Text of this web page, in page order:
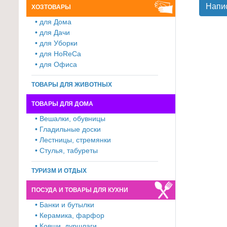
ХОЗТОВАРЫ
• для Дома
• для Дачи
• для Уборки
• для HoReCa
• для Офиса
ТОВАРЫ ДЛЯ ЖИВОТНЫХ
ТОВАРЫ ДЛЯ ДОМА
• Вешалки, обувницы
• Гладильные доски
• Лестницы, стремянки
• Стулья, табуреты
ТУРИЗМ И ОТДЫХ
ПОСУДА И ТОВАРЫ ДЛЯ КУХНИ
• Банки и бутылки
• Керамика, фарфор
Товары
уборки
Товары